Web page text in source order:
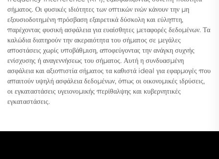
σήματος. Οι φυσικές ιδιότητες των οπτικών ινών κάνουν την μη
εξουσιοδοτημένη πρόσβαση εξαιρετικά δύσκολη και εύληπτη,
παρέχοντας φυσική ασφάλεια για ευαίσθητες μεταφορές δεδομένων. Τα
καλώδια διατηρούν την ακεραιότητα του σήματος σε μεγάλες
αποστάσεις χωρίς υποβάθμιση, αποφεύγοντας την ανάγκη συχνής
ενίσχυσης ή αναγεννήσεως του σήματος. Αυτή η συνδυασμένη
ασφάλεια και αξιοπιστία σήματος τα καθιστά ideal για εφαρμογές που
απαιτούν υψηλή ασφάλεια δεδομένων, όπως οι οικονομικές ιδρύσεις,
οι εγκαταστάσεις υγειονομικής περίθαλψης και κυβερνητικές
εγκαταστάσεις.